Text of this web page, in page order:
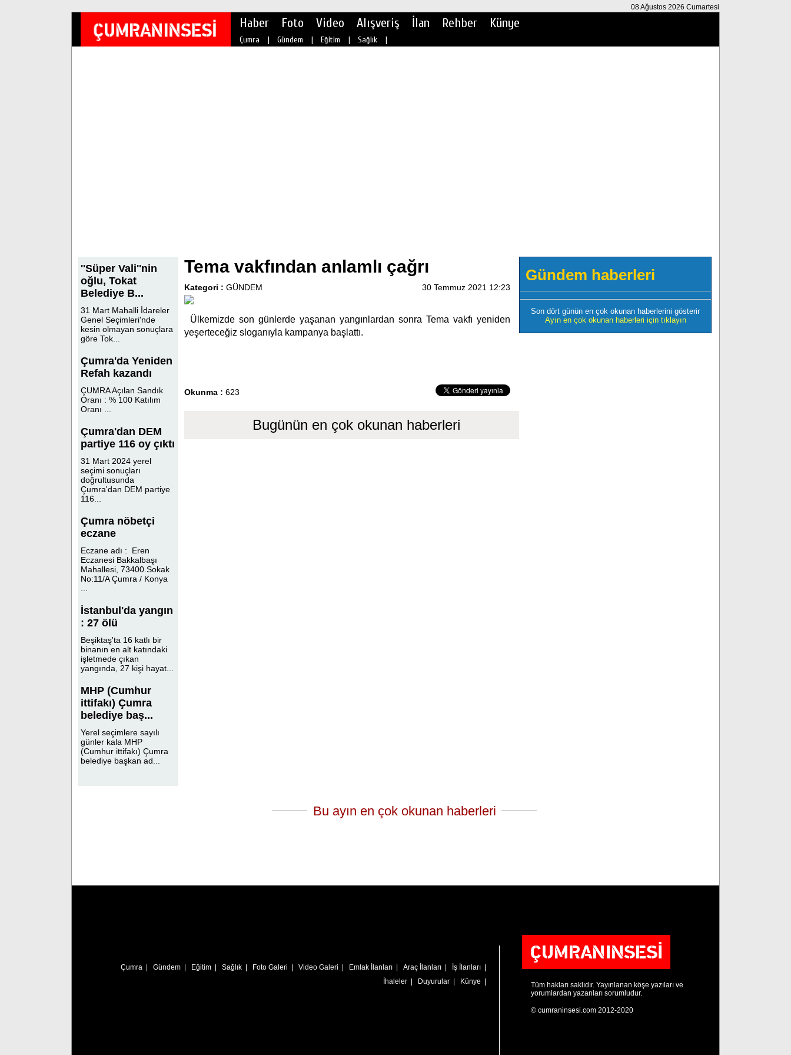
08 Ağustos 2026 Cumartesi
Haber Foto Video Alışveriş İlan Rehber Künye
Çumra | Gündem | Eğitim | Sağlık |
''Süper Vali''nin
oğlu, Tokat
Belediye B...
31 Mart Mahalli İdareler
Genel Seçimleri'nde
kesin olmayan sonuçlara
göre Tok...
Çumra'da Yeniden
Refah kazandı
ÇUMRA Açılan Sandık
Oranı : % 100 Katılım
Oranı ...
Çumra'dan DEM
partiye 116 oy çıktı
31 Mart 2024 yerel
seçimi sonuçları
doğrultusunda
Çumra'dan DEM partiye
116...
Çumra nöbetçi
eczane
Eczane adı : Eren
Eczanesi Bakkalbaşı
Mahallesi, 73400.Sokak
No:11/A Çumra / Konya
İstanbul'da yangın
: 27 ölü
Beşiktaş'ta 16 katlı bir
binanın en alt katındaki
işletmede çıkan
yangında, 27 kişi hayat...
MHP (Cumhur
ittifakı) Çumra
belediye baş...
Yerel seçimlere sayılı
günler kala MHP
(Cumhur ittifakı) Çumra
belediye başkan ad...
Tema vakfından anlamlı çağrı
Kategori : GÜNDEM 30 Temmuz 2021 12:23
Ülkemizde son günlerde yaşanan yangınlardan sonra Tema vakfı yeniden
yeşerteceğiz sloganıyla kampanya başlattı.
Okunma : 623
Bugünün en çok okunan haberleri
Gündem haberleri
Son dört günün en çok okunan haberlerini gösterir
Ayın en çok okunan haberleri için tıklayın
Bu ayın en çok okunan haberleri
Çumra Gündem Eğitim Sağlık Foto Galeri Video Galeri Emlak İlanları Araç İlanları İş İlanları
İhaleler
Duyurular Künye
Tüm hakları saklıdır. Yayınlanan köşe yazıları ve
yorumlardan yazanları sorumludur.
© cumraninsesi.com 2012-2020